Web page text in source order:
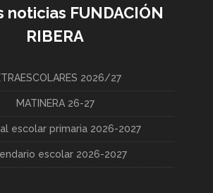
noticias FUNDACIÓN
RIBERA
2026/27
MATINERA 26-27
escolar primaria 2026-2027
escolar 2026-2027